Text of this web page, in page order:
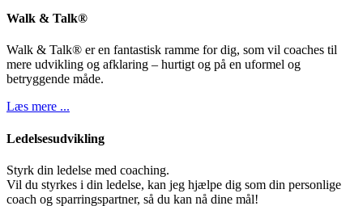
Walk & Talk®
Walk & Talk® er en fantastisk ramme for dig, som vil coaches til
mere udvikling og afklaring – hurtigt og på en uformel og
betryggende måde.
Læs mere ...
Ledelsesudvikling
Styrk din ledelse med coaching.
Vil du styrkes i din ledelse, kan jeg hjælpe dig som din personlige
coach og sparringspartner, så du kan nå dine mål!